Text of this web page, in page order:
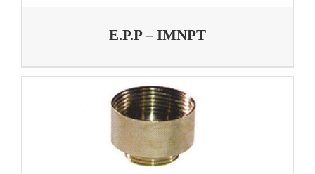
E.P.P – IMNPT